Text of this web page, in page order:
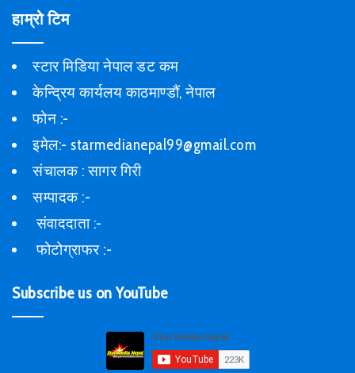
हाम्रो टिम
स्टार मिडिया नेपाल डट कम
केन्द्रिय कार्यलय काठमाण्डौं, नेपाल
फोन :-
इमेल:- starmedianepal99@gmail.com
संचालक : सागर गिरी
सम्पादक :-
संवाददाता :-
फोटोग्राफर :-
Subscribe us on YouTube